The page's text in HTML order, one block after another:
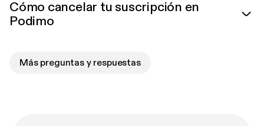
Cómo cancelar tu suscripción en
Podimo
Más preguntas y respuestas